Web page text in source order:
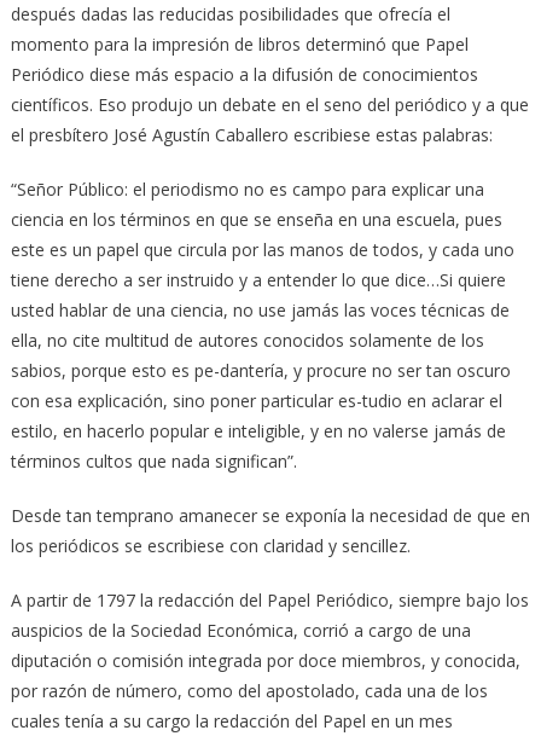
después dadas las reducidas posibilidades que ofrecía el
momento para la impresión de libros determinó que Papel
Periódico diese más espacio a la difusión de conocimientos
científicos. Eso produjo un debate en el seno del periódico y a que
el presbítero José Agustín Caballero escribiese estas palabras:
“Señor Público: el periodismo no es campo para explicar una
ciencia en los términos en que se enseña en una escuela, pues
este es un papel que circula por las manos de todos, y cada uno
tiene derecho a ser instruido y a entender lo que dice…Si quiere
usted hablar de una ciencia, no use jamás las voces técnicas de
ella, no cite multitud de autores conocidos solamente de los
sabios, porque esto es pe-dantería, y procure no ser tan oscuro
con esa explicación, sino poner particular es-tudio en aclarar el
estilo, en hacerlo popular e inteligible, y en no valerse jamás de
términos cultos que nada significan”.
Desde tan temprano amanecer se exponía la necesidad de que en
los periódicos se escribiese con claridad y sencillez.
A partir de 1797 la redacción del Papel Periódico, siempre bajo los
auspicios de la Sociedad Económica, corrió a cargo de una
diputación o comisión integrada por doce miembros, y conocida,
por razón de número, como del apostolado, cada una de los
cuales tenía a su cargo la redacción del Papel en un mes